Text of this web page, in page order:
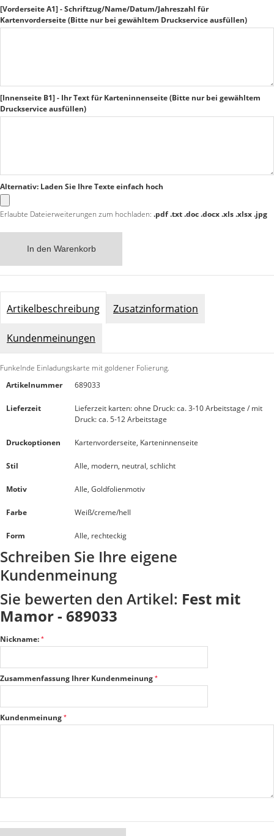
[Vorderseite A1] - Schriftzug/Name/Datum/Jahreszahl für
Kartenvorderseite (Bitte nur bei gewähltem Druckservice ausfüllen)
[Innenseite B1] - Ihr Text für Karteninnenseite (Bitte nur bei gewähltem
Druckservice ausfüllen)
Alternativ: Laden Sie Ihre Texte einfach hoch
Erlaubte Dateierweiterungen zum hochladen: .pdf .txt .doc .docx .xls .xlsx .jpg
In den Warenkorb
Artikelbeschreibung Zusatzinformation
Kundenmeinungen
Funkelnde Einladungskarte mit goldener Folierung.
Artikelnummer
689033
Lieferzeit
Lieferzeit karten: ohne Druck: ca. 3-10 Arbeitstage / mit
Druck: ca. 5-12 Arbeitstage
Druckoptionen Kartenvorderseite, Karteninnenseite
Stil Alle, modern, neutral, schlicht
Motiv Alle, Goldfolienmotiv
Farbe Weiß/creme/hell
Form Alle, rechteckig
Schreiben Sie Ihre eigene
Kundenmeinung
Sie bewerten den Artikel: Fest mit
Mamor - 689033
Nickname:
Zusammenfassung Ihrer Kundenmeinung
Kundenmeinung